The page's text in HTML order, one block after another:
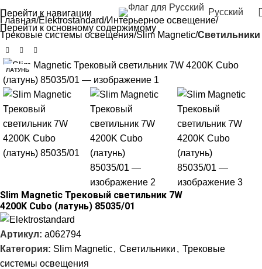
Перейти к навигации
Перейти к основному содержимому
Русский
Главная Elektrostandard Интерьерное освещение
Трековые системы освещения Slim Magnetic Светильники
ЛАТУНЬ
Slim Magnetic Трековый светильник 7W
4200K Cubo (латунь) 85035/01
Артикул: a062794
Категория: Slim Magnetic, Светильники , Трековые
системы освещения